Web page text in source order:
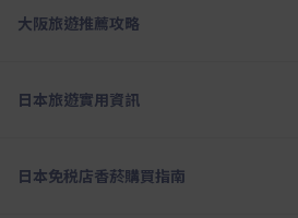
大阪旅遊推薦攻略
日本旅遊實用資訊
日本免税店香菸購買指南